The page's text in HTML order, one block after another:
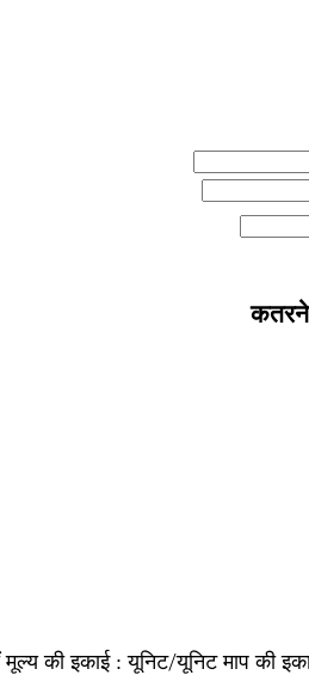
कतरने
मूल्य की इकाई :यूनिट/यूनिट माप की